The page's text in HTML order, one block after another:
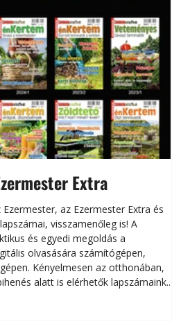
Extra
az Ezermester Extra és
visszamenőleg is! A
és egyedi megoldás a
olvasására számítógépen,
Kényelmesen az otthonában,
alatt is elérhetők lapszámaink.